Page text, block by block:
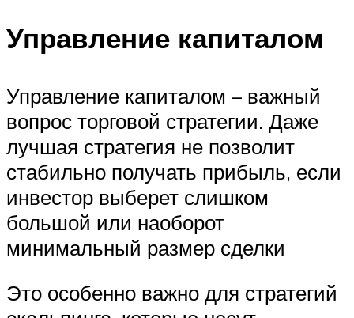
Управление капиталом
Управление капиталом – важный
вопрос торговой стратегии. Даже
лучшая стратегия не позволит
стабильно получать прибыль, если
инвестор выберет слишком
большой или наоборот
минимальный размер сделки
Это особенно важно для стратегий